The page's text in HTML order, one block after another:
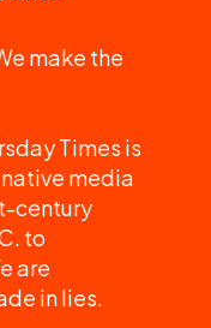
make the
Times is
media
century
to
are
in lies.